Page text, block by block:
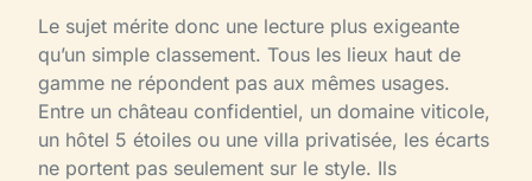
Le sujet mérite donc une lecture plus exigeante
qu’un simple classement. Tous les lieux haut de
gamme ne répondent pas aux mêmes usages.
Entre un château confidentiel, un domaine viticole,
un hôtel 5 étoiles ou une villa privatisée, les écarts
ne portent pas seulement sur le style. Ils